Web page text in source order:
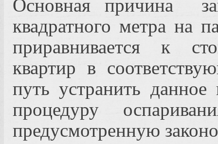
Основная причина
квадратного метра на
приравнивается к
квартир в
путь устранить данное
процедуру
предусмотренную